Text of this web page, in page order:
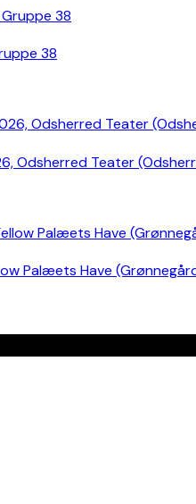
38
Odsherred Teater
Palæets Have